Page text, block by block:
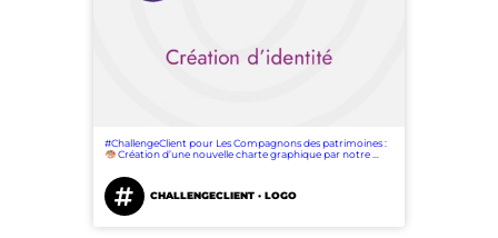
#ChallengeClient pour Les Compagnons des patrimoines :
Création d’une nouvelle charte graphique par notre …
CHALLENGECLIENT · LOGO